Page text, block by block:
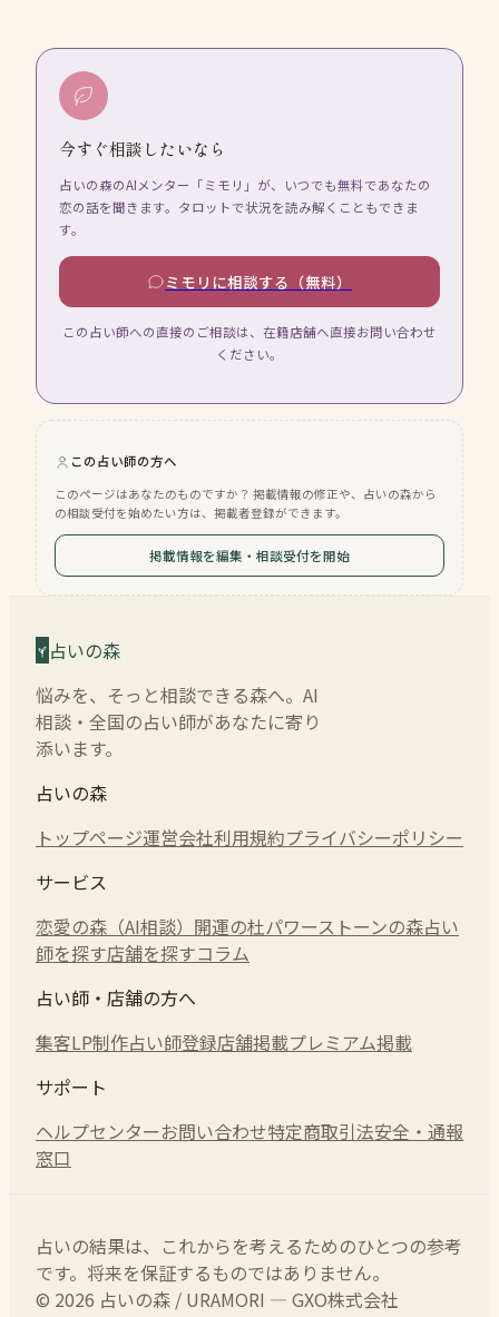
今すぐ相談したいなら
占いの森のAIメンター「ミモリ」が、いつでも無料であなたの
恋の話を聞きます。タロットで状況を読み解くこともできま
す。
ミモリに相談する（無料）
この占い師への直接のご相談は、在籍店舗へ直接お問い合わせ
ください。
この占い師の方へ
このページはあなたのものですか？ 掲載情報の修正や、占いの森から
の相談受付を始めたい方は、掲載者登録ができます。
掲載情報を編集・相談受付を開始
占いの森
悩みを、そっと相談できる森へ。AI
相談・全国の占い師があなたに寄り
添います。
占いの森
トップページ運営会社利用規約プライバシーポリシー
サービス
恋愛の森（AI相談） 開運の杜パワーストーンの森占い
師を探す店舗を探すコラム
占い師・店舗の方へ
集客LP制作占い師登録店舗掲載プレミアム掲載
サポート
ヘルプセンターお問い合わせ特定商取引法安全・通報
窓口
占いの結果は、これからを考えるためのひとつの参考
です。将来を保証するものではありません。
© 2026 占いの森 / URAMORI — GXO株式会社